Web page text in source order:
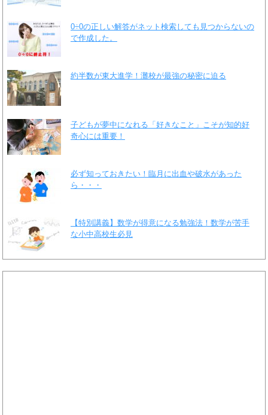
0÷0の正しい解答がネット検索しても見つからないの
で作成した。
約半数が東大進学！灘校が最強の秘密に迫る
子どもが夢中になれる「好きなこと」こそが知的好
奇心には重要！
必ず知っておきたい！臨月に出血や破水があった
ら・・・
【特別講義】数学が得意になる勉強法！数学が苦手
な小中高校生必見